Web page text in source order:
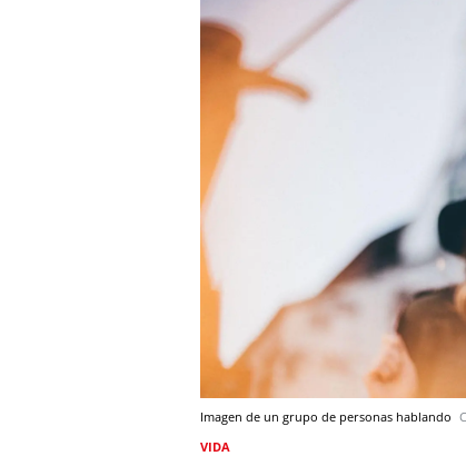
Imagen de un grupo de personas hablando
VIDA